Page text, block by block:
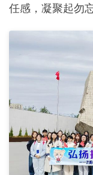
任感，凝聚起勿